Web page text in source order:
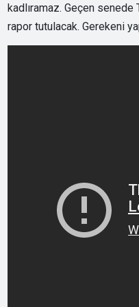
kadlıramaz. Geçen
rapor tutulacak. Gerekeni